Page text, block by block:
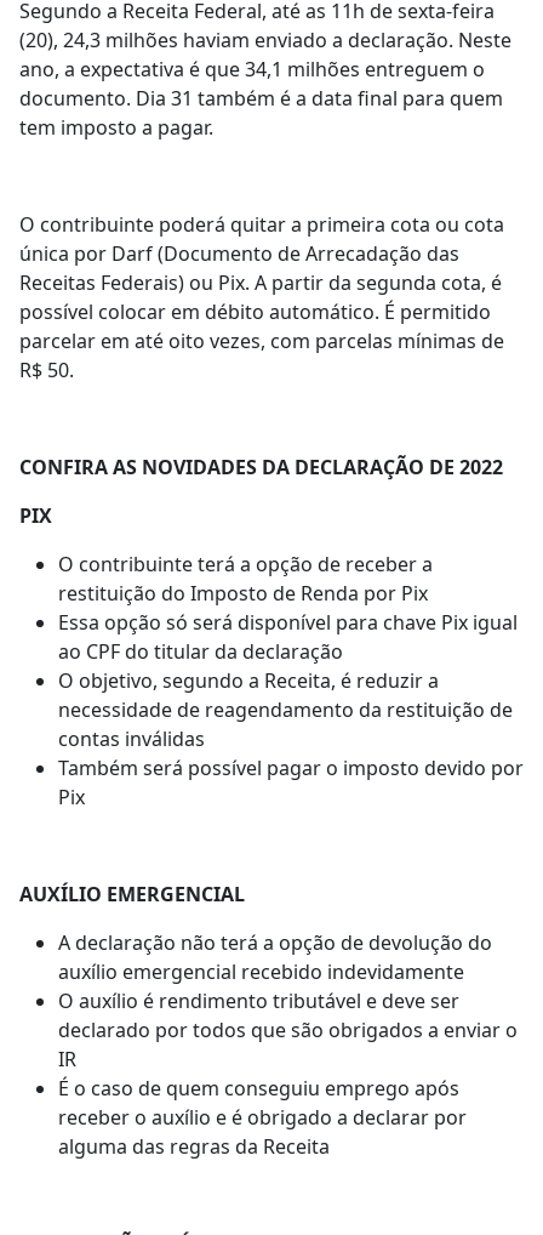
Segundo a Receita Federal, até as 11h de sexta-feira
(20), 24,3 milhões haviam enviado a declaração. Neste
ano, a expectativa é que 34,1 milhões entreguem o
documento. Dia 31 também é a data final para quem
tem imposto a pagar.
O contribuinte poderá quitar a primeira cota ou cota
única por Darf (Documento de Arrecadação das
Receitas Federais) ou Pix. A partir da segunda cota, é
possível colocar em débito automático. É permitido
parcelar em até oito vezes, com parcelas mínimas de
R$ 50.
CONFIRA AS NOVIDADES DA DECLARAÇÃO DE 2022
PIX
O contribuinte terá a opção de receber a
restituição do Imposto de Renda por Pix
Essa opção só será disponível para chave Pix igual
ao CPF do titular da declaração
O objetivo, segundo a Receita, é reduzir a
necessidade de reagendamento da restituição de
contas inválidas
Também será possível pagar o imposto devido por
Pix
AUXÍLIO EMERGENCIAL
A declaração não terá a opção de devolução do
auxílio emergencial recebido indevidamente
O auxílio é rendimento tributável e deve ser
declarado por todos que são obrigados a enviar o
IR
É o caso de quem conseguiu emprego após
receber o auxílio e é obrigado a declarar por
alguma das regras da Receita